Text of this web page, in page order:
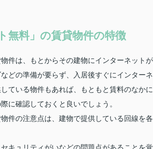
無料」の賃貸物件の特徴
件は、もとからその建物にインターネット
どの準備が要らず、入居後すぐにインター
ている物件もあれば、もともと賃料のなか
に確認しておくと良いでしょう。
件の注意点は、建物で提供している回線を
キュリティがいなどの問題点があることを